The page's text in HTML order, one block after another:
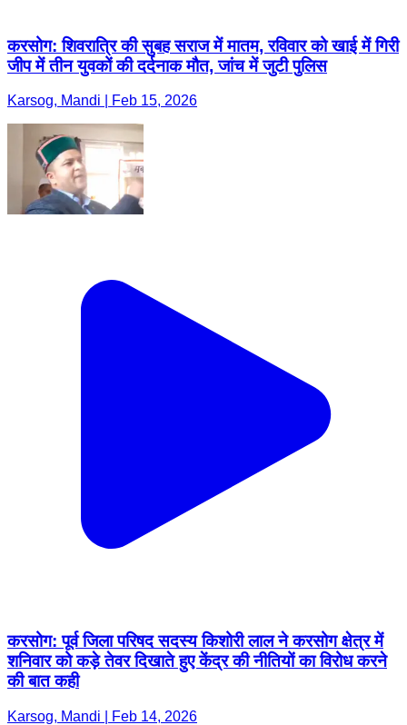
करसोग: शिवरात्रि की सुबह सराज में मातम, रविवार को खाई में गिरी
जीप में तीन युवकों की दर्दनाक मौत, जांच में जुटी पुलिस
Karsog, Mandi | Feb 15, 2026
करसोग: पूर्व जिला परिषद सदस्य किशोरी लाल ने करसोग क्षेत्र में
शनिवार को कड़े तेवर दिखाते हुए केंद्र की नीतियों का विरोध करने
की बात कही
Karsog, Mandi | Feb 14, 2026